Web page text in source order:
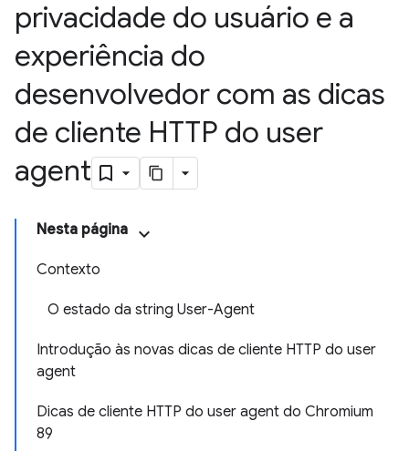
privacidade do usuário e a
experiência do
desenvolvedor com as dicas
de cliente HTTP do user
agent
Nesta página
Contexto
O estado da string User-Agent
Introdução às novas dicas de cliente HTTP do user
agent
Dicas de cliente HTTP do user agent do Chromium
89